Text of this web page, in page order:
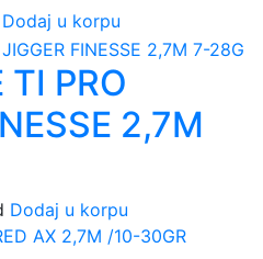
Dodaj u korpu
TI PRO
2,7M
Dodaj u korpu